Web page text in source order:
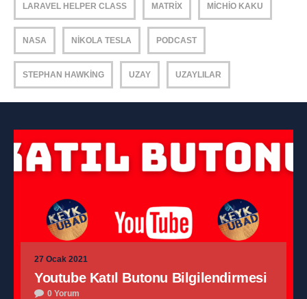
LARAVEL HELPER CLASS MATRIX MICHIO KAKU
NASA NIKOLA TESLA PODCAST
STEPHAN HAWKING UZAY UZAYLILAR
27 Ocak 2021
Youtube Katıl Butonu Bilgilendirmesi
0 Yorum